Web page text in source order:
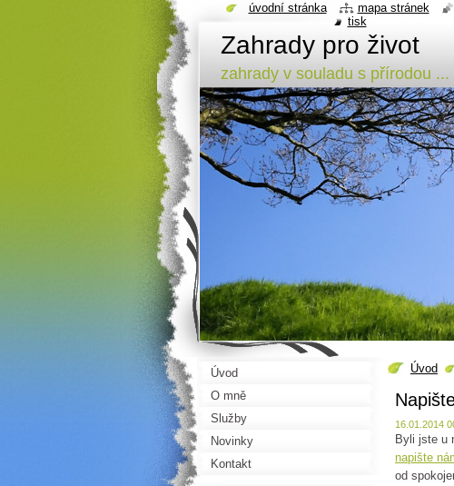
Zahrady pro život
zahrady v souladu s přírodou ...
Úvod
16.01.2014
Byli jste u
napište
od
Úvod
O mně
Služby
Novinky
Kontakt
úvodní stránka mapa stránek
tisk